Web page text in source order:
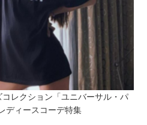
コレクション「ユニバーサル・パ
ディースコーデ特集